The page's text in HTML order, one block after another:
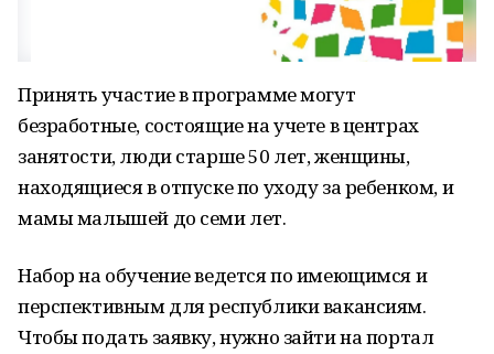
Принять участие в программе могут
безработные, состоящие на учете в центрах
занятости, люди старше 50 лет, женщины,
находящиеся в отпуске по уходу за ребенком, и
мамы малышей до семи лет.
Набор на обучение ведется по имеющимся и
перспективным для республики вакансиям.
Чтобы подать заявку, нужно зайти на портал